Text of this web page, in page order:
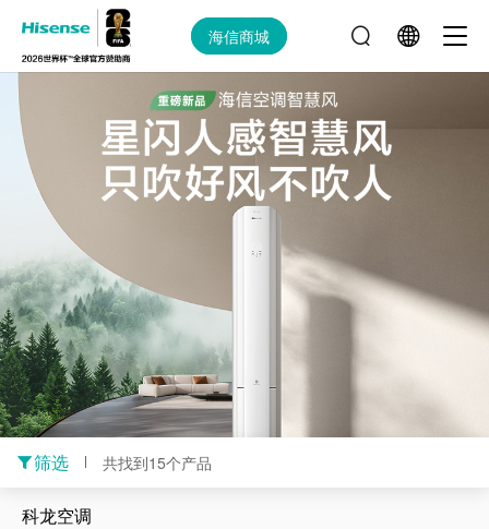
海信商城
筛选 共找到15个产品
科龙空调